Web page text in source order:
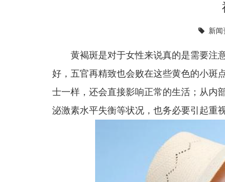
新
黄褐斑是对于女性来说真的是需要注
好，五官再精致也会败在这些黄色的小斑
士一样，还会直接影响正常的生活；从内
泌激素水平失衡等状况，也务必要引起重视